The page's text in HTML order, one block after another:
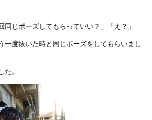
同じポーズしてもらっていい？」「え？」
一度抜いた時と同じポーズをしてもらいまし
た。